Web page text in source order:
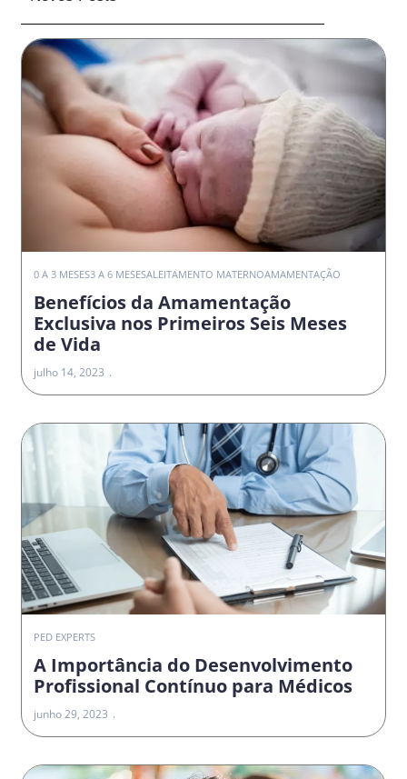
0 A 3 MESES3 A 6 MESESALEITAMENTO MATERNOAMAMENTAÇÃO
Benefícios da Amamentação
Exclusiva nos Primeiros Seis Meses
de Vida
julho 14, 2023
PED EXPERTS
A Importância do Desenvolvimento
Profissional Contínuo para Médicos
junho 29, 2023